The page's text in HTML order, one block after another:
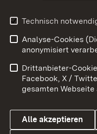
Impressum
Barrierefreiheit
Cookies
Technisch
Analyse-Cookies
anonymisiert
Drittanbieter-
Facebook, X /
gesamten
Alle akzeptieren